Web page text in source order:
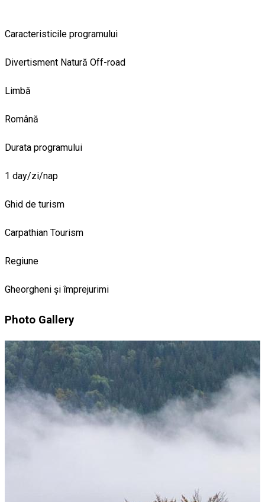
Caracteristicile programului
Divertisment Natură Off-road
Limbă
Română
Durata programului
1 day/zi/nap
Ghid de turism
Carpathian Tourism
Regiune
Gheorgheni și împrejurimi
Photo Gallery